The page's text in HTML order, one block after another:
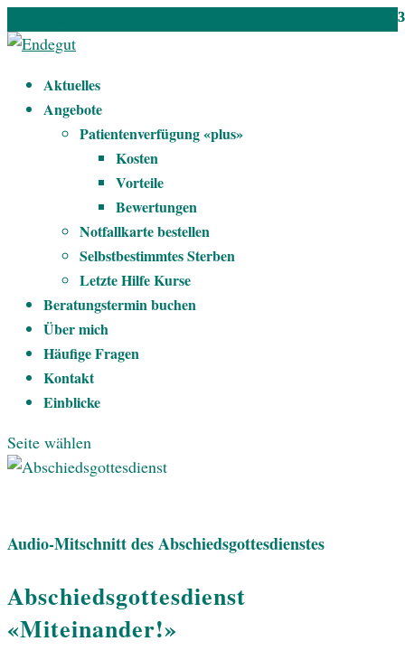
Aktuelles
Angebote
Patientenverfügung «plus»
Kosten
Vorteile
Bewertungen
Notfallkarte bestellen
Selbstbestimmtes Sterben
Letzte Hilfe Kurse
Beratungstermin buchen
Über mich
Häufige Fragen
Kontakt
Einblicke
Seite wählen
Audio-Mitschnitt des Abschiedsgottesdienstes
Abschiedsgottesdienst
«Miteinander!»